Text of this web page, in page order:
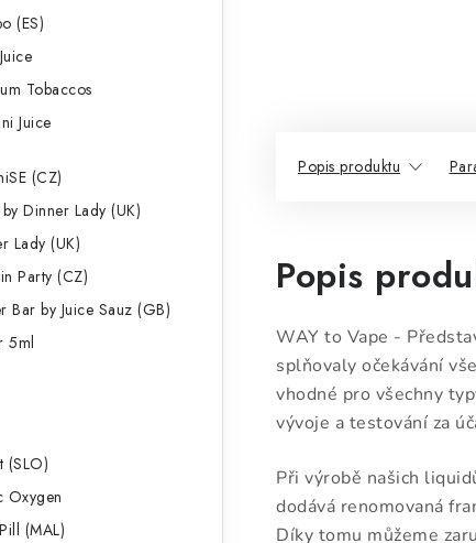
(ES)
Tobaccos
Juice
(CZ)
Dinner Lady (UK)
Lady (UK)
Party (CZ)
Bar by Juice Sauz (GB)
5ml
(SLO)
Oxygen
(MAL)
Popis produktu
Popis
WAY to Vape -
splňovaly očekávání
vhodné pro všechny
vývoje a testování za
Při výrobě našich
dodává renomovaná
Díky tomu můžeme